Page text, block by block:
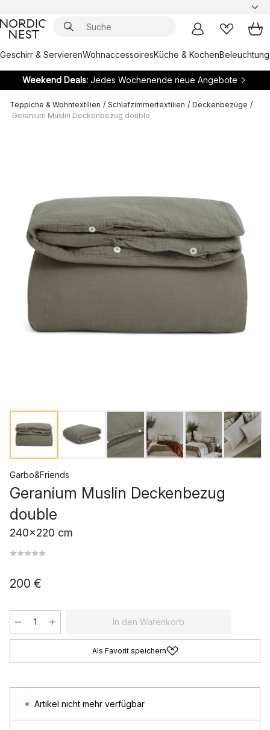
Geschirr & ServierenWohnaccessoiresKüche & KochenBeleuchtung
Weekend Deals:Jedes Wochenende neue Angebote
Teppiche & Wohntextilien / Schlafzimmertextilien / Deckenbezüge /
Geranium Muslin Deckenbezug double
Garbo&Friends
Geranium Muslin Deckenbezug
double
240x220 cm
200 €
In den Warenkorb
Als Favorit speichern
Artikel nicht mehr verfügbar